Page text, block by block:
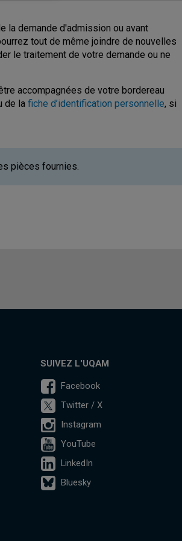
la demande d'admission ou avant
tout de même joindre de nouvelles
le traitement de votre demande ou ne
accompagnées de votre bordereau
de la fiche d’identification personnelle, si
pièces fournies.
SUIVEZ L'UQAM
Facebook
Twitter / X
Instagram
YouTube
LinkedIn
Bluesky